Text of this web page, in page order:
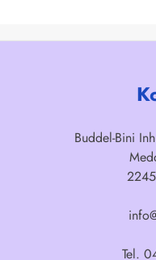
Buddel-Bini
Tel.